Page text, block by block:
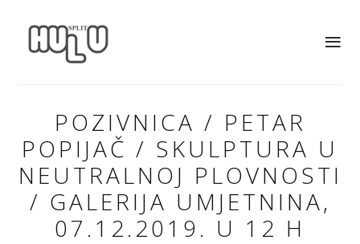
POZIVNICA / PETAR
POPIJAČ / SKULPTURA U
NEUTRALNOJ PLOVNOSTI
/ GALERIJA UMJETNINA,
07.12.2019. U 12 H